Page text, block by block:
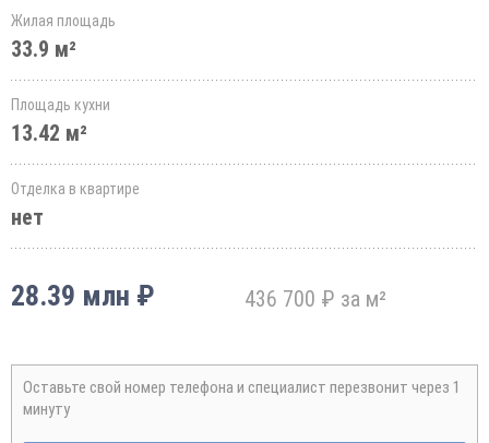
Жилая площадь
33.9 м²
Площадь кухни
13.42 м²
Отделка в квартире
нет
28.39 млн ₽ 436 700 ₽ за м²
Оставьте свой номер телефона и специалист перезвонит через 1
минуту